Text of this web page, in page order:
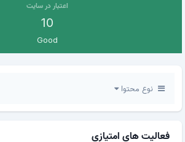
اعتبار در سایت
10
Good
نوع محتوا
فعالیت های امتیازی